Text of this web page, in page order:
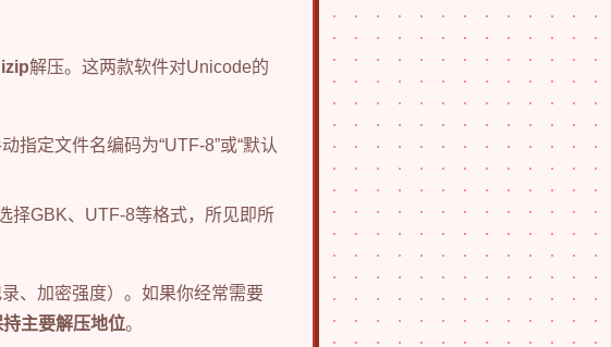
解压。这两款软件对Unicode的
指定文件名编码为“UTF-8”或“默认
择GBK、UTF-8等格式，所见即所
、加密强度）。如果你经常需要
主要解压地位。